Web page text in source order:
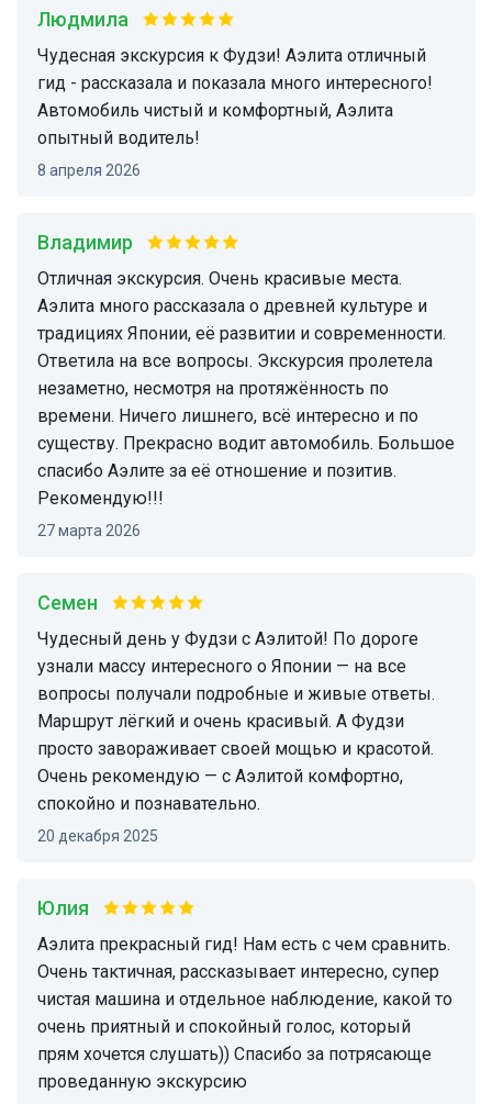
Людмила
Чудесная экскурсия к Фудзи! Аэлита отличный
гид - рассказала и показала много интересного!
Автомобиль чистый и комфортный, Аэлита
опытный водитель!
8 апреля 2026
Владимир
Отличная экскурсия. Очень красивые места.
Аэлита много рассказала о древней культуре и
традициях Японии, её развитии и современности.
Ответила на все вопросы. Экскурсия пролетела
незаметно, несмотря на протяжённость по
времени. Ничего лишнего, всё интересно и по
существу. Прекрасно водит автомобиль. Большое
спасибо Аэлите за её отношение и позитив.
Рекомендую!!!
27 марта 2026
семен
Чудесный день у Фудзи с Аэлитой! По дороге
узнали массу интересного о Японии — на все
вопросы получали подробные и живые ответы.
Маршрут лёгкий и очень красивый. А Фудзи
просто завораживает своей мощью и красотой.
Очень рекомендую — с Аэлитой комфортно,
спокойно и познавательно.
20 декабря 2025
Юлия
Аэлита прекрасный гид! Нам есть с чем сравнить.
Очень тактичная, рассказывает интересно, супер
чистая машина и отдельное наблюдение, какой то
очень приятный и спокойный голос, который
прям хочется слушать)) Спасибо за потрясающе
проведанную экскурсию